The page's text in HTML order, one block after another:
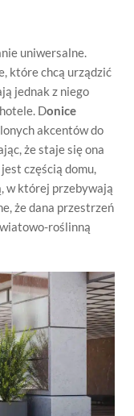
uniwersalne.
które chcą urządzić
jednak z niego
Donice
akcentów do
że staje się ona
częścią domu,
w której przebywają
że dana przestrzeń
roślinną